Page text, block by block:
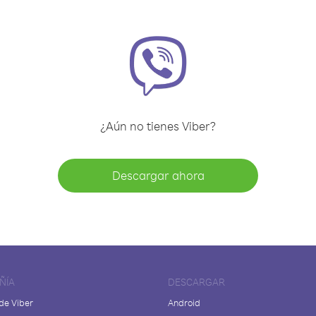
¿Aún no tienes Viber?
Descargar ahora
Viber
DESCARGAR
Android